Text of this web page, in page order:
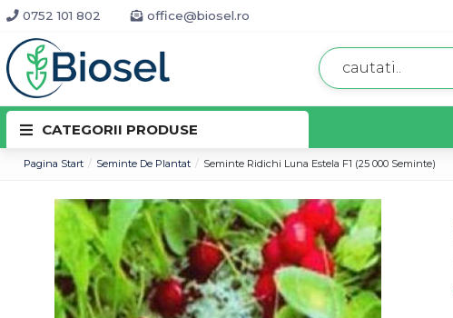
0752 101 802 office@biosel.ro
CATEGORII PRODUSE
Pagina Start Seminte De Plantat Seminte Ridichi Luna Estela F1 (25 000 Seminte)